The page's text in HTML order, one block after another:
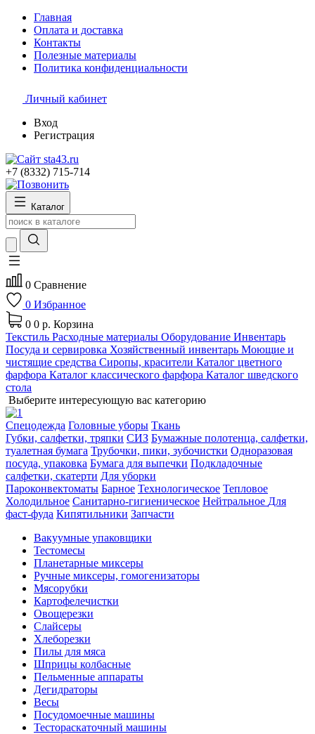
Главная
Оплата и доставка
Контакты
Полезные материалы
Политика конфиденциальности
Личный кабинет
Вход
Регистрация
+7 (8332) 715-714
Каталог
0 Сравнение
0 Избранное
0 0 р. Корзина
Текстиль Расходные материалы Оборудование Инвентарь
Посуда и сервировка Хозяйственный инвентарь Моющие и
чистящие средства Сиропы, красители Каталог цветного
фарфора Каталог классического фарфора Каталог шведского
стола
Выберите интересующую вас категорию
Спецодежда Головные уборы Ткань
Губки, салфетки, тряпки СИЗ Бумажные полотенца, салфетки,
туалетная бумага Трубочки, пики, зубочистки Одноразовая
посуда, упаковка Бумага для выпечки Подкладочные
салфетки, скатерти Для уборки
Пароконвектоматы Барное Технологическое Тепловое
Холодильное Санитарно-гигиеническое Нейтральное Для
фаст-фуда Кипятильники Запчасти
Вакуумные упаковщики
Тестомесы
Планетарные миксеры
Ручные миксеры, гомогенизаторы
Мясорубки
Картофелечистки
Овощерезки
Слайсеры
Хлеборезки
Пилы для мяса
Шприцы колбасные
Пельменные аппараты
Дегидраторы
Весы
Посудомоечные машины
Тестораскаточный машины